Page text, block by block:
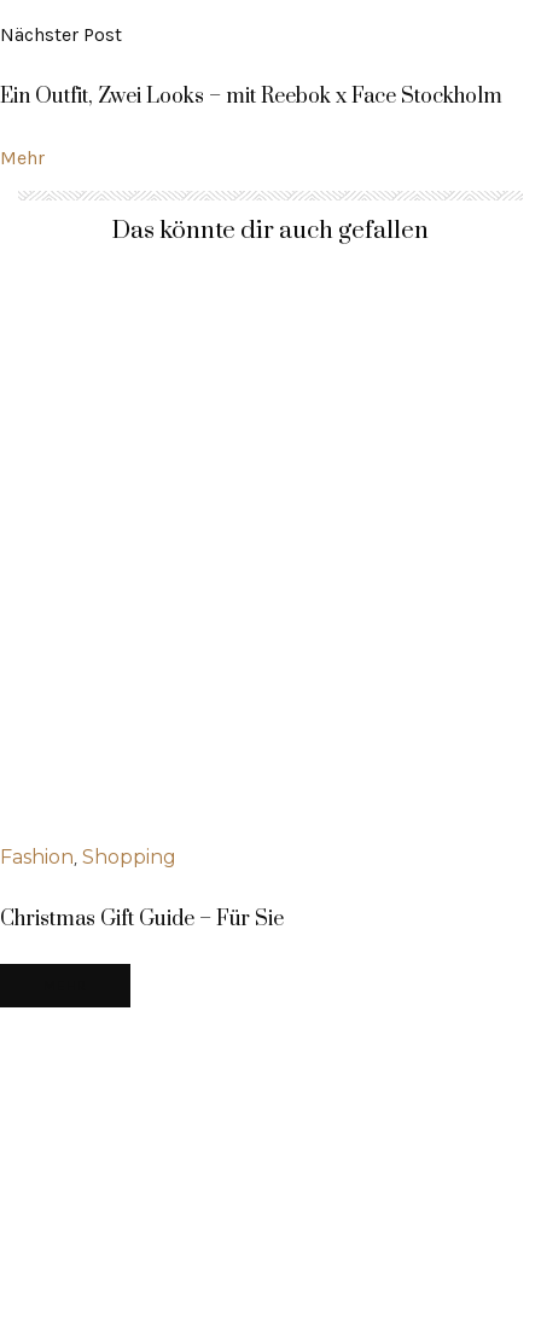
Nächster Post
Ein Outfit, Zwei Looks – mit Reebok x Face Stockholm
Mehr
Das könnte dir auch gefallen
Fashion, Shopping
Christmas Gift Guide – Für Sie